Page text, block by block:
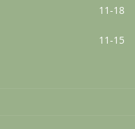
11-18
11-15